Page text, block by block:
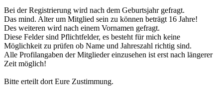
Bei der Registrierung wird nach dem Geburtsjahr gefragt.
Das mind. Alter um Mitglied sein zu können beträgt 16 Jahre!
Des weiteren wird nach einem Vornamen gefragt.
Diese Felder sind Pflichtfelder, es besteht für mich keine
Möglichkeit zu prüfen ob Name und Jahreszahl richtig sind.
Alle Profilangaben der Mitglieder einzusehen ist erst nach längerer
Zeit möglich!
Bitte erteilt dort Eure Zustimmung.